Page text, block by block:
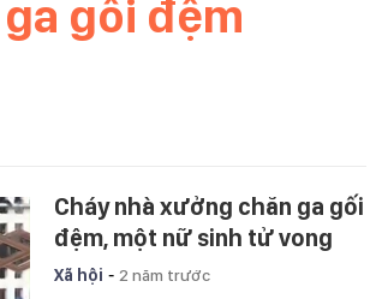
gối đệm
Cháy nhà xưởng chăn ga gối
đệm, một nữ sinh tử vong
Xã hội - 2 năm trước